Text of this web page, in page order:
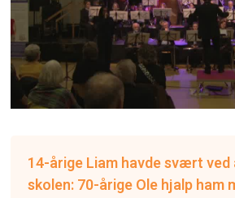
14-årige Liam havde svært ved
skolen: 70-årige Ole hjalp ham